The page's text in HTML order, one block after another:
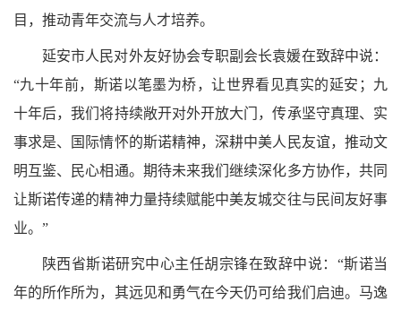
目，推动青年交流与人才培养。
延安市人民对外友好协会专职副会长袁媛在致辞中说：
“九十年前，斯诺以笔墨为桥，让世界看见真实的延安；九
十年后，我们将持续敞开对外开放大门，传承坚守真理、实
事求是、国际情怀的斯诺精神，深耕中美人民友谊，推动文
明互鉴、民心相通。期待未来我们继续深化多方协作，共同
让斯诺传递的精神力量持续赋能中美友城交往与民间友好事
业。”
陕西省斯诺研究中心主任胡宗锋在致辞中说：“斯诺当
年的所作所为，其远见和勇气在今天仍可给我们启迪。马逸